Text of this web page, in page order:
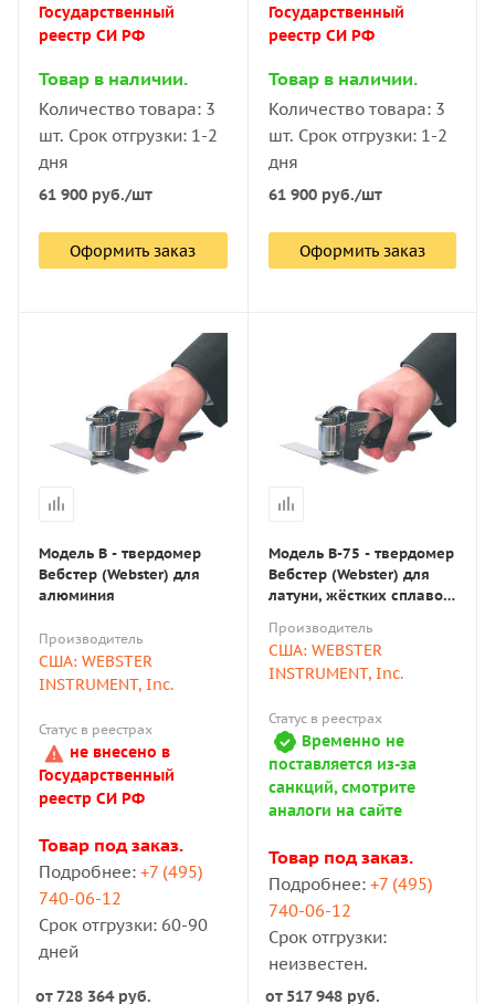
Государственный
реестр СИ РФ
Товар в наличии.
Количество товара: 3
шт. Срок отгрузки: 1-2
дня
61 900 руб./шт
Оформить заказ
Государственный
реестр СИ РФ
Товар в наличии.
Количество товара: 3
шт. Срок отгрузки: 1-2
дня
61 900руб./шт
Оформить заказ
Модель В - твердомер
Вебстер (Webster) для
алюминия
Производитель
США: WEBSTER
INSTRUMENT, Inc.
Статус в реестрах
не внесено в
Государственный
реестр СИ РФ
Товар под заказ.
Подробнее: +7 (495)
740-06-12
Срок отгрузки: 60-90
дней
от728 364 руб.
Модель В-75 - твердомер
Вебстер (Webster) для
латуни, жёстких сплавов
стали
Производитель
США: WEBSTER
INSTRUMENT, Inc.
Статус в реестрах
Временно не
поставляется из-за
санкций, смотрите
аналоги на сайте
Товар под заказ.
Подробнее: +7 (495)
740-06-12
Срок отгрузки:
неизвестен.
от 517 948 руб.